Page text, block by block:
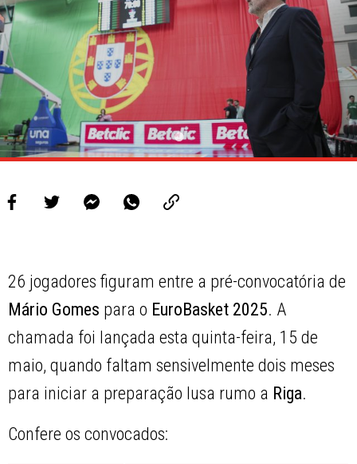
26 jogadores figuram entre a pré-convocatória de
Mário Gomes para o EuroBasket 2025. A
chamada foi lançada esta quinta-feira, 15 de
maio, quando faltam sensivelmente dois meses
para iniciar a preparação lusa rumo a Riga.
Confere os convocados: